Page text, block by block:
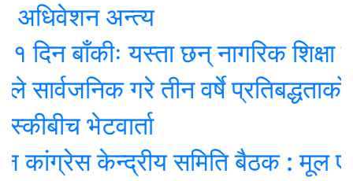
अन्त्य
बाँकीः यस्ता छन् नागरिक शिक्षा
गरे तीन वर्षे प्रतिबद्धताको
भेटवार्ता
केन्द्रीय समिति बैठक : मूल